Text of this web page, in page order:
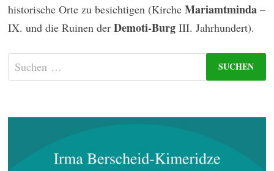
historische Orte zu besichtigen (Kirche Mariamtminda –
IX. und die Ruinen der Demoti-BurgIII. Jahrhundert).
Suchen
nach: